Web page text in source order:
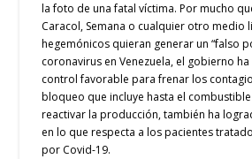
la foto de una fatal víctima. Por mucho
Caracol, Semana o cualquier otro medio
hegemónicos quieran generar un “falso
coronavirus en Venezuela, el gobierno
control favorable para frenar los
bloqueo que incluye hasta el
reactivar la producción, también ha
en lo que respecta a los pacientes
por Covid-19.